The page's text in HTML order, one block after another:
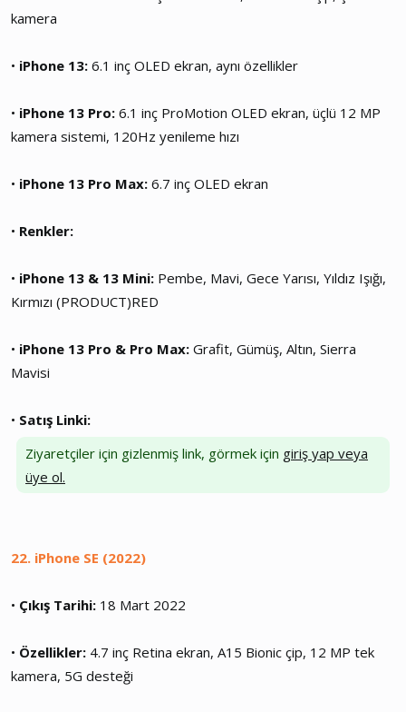
kamera
• iPhone 13: 6.1 inç OLED ekran, aynı özellikler
• iPhone 13 Pro: 6.1 inç ProMotion OLED ekran, üçlü 12 MP
kamera sistemi, 120Hz yenileme hızı
• iPhone 13 Pro Max: 6.7 inç OLED ekran
• Renkler:
• iPhone 13 & 13 Mini: Pembe, Mavi, Gece Yarısı, Yıldız Işığı,
Kırmızı (PRODUCT)RED
• iPhone 13 Pro & Pro Max: Grafit, Gümüş, Altın, Sierra
Mavisi
• Satış Linki:
Ziyaretçiler için gizlenmiş link, görmek için giriş yap veya
üye ol.
22. iPhone SE (2022)
• Çıkış Tarihi: 18 Mart 2022
• Özellikler: 4.7 inç Retina ekran, A15 Bionic çip, 12 MP tek
kamera, 5G desteği